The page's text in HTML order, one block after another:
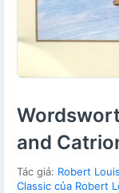
and
Tác giả: Robert
Classic của Robert